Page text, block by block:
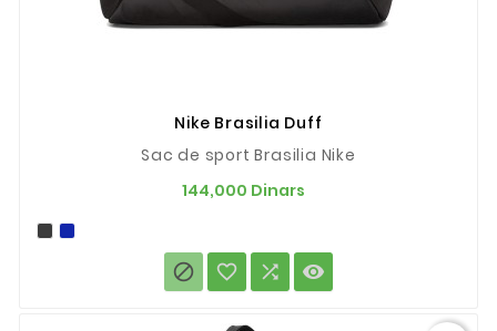
Nike Brasilia Duff
Sac de sport Brasilia Nike
144,000 Dinars
   